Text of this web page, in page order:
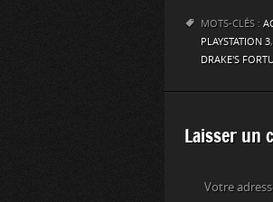
MOTS-CLÉS :
PLAYSTATION 3,
DRAKE'S
Laisser un
Votre